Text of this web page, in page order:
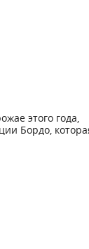
этого года,
Бордо,